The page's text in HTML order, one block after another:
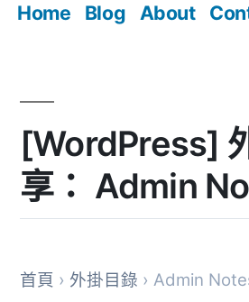
Home
Blog About
[WordPress]
享： Admin
首頁 › 外掛目錄 › Admin